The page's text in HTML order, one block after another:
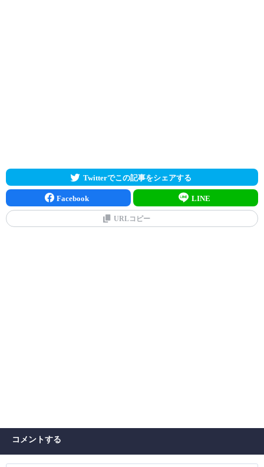
Twitterでこの記事をシェアする
Facebook LINE
URLコピー
コメントする